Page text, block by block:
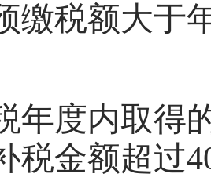
税额大于年
度内取得的
税金额超过